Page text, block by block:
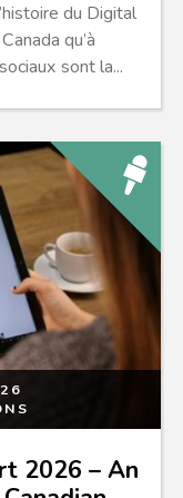
du Digital
qu’à
sont la...
2026 – An